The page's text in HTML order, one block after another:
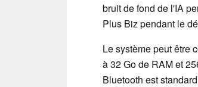
bruit de fond de l'IA
Plus Biz pendant le
Le système peut être
à 32 Go de RAM et
Bluetooth est